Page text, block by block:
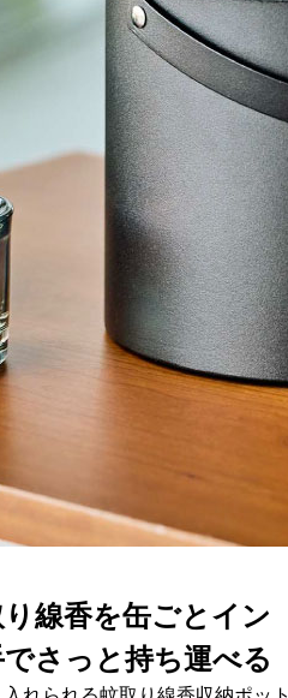
線香を缶ごとイン
でさっと持ち運べる